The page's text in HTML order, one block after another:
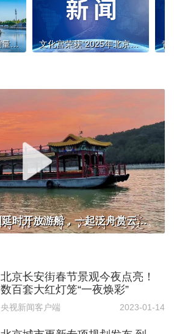
北京发布推动城市高质量发展实施意见，这些领域划重点 文化宫荣获“2025年北京市文物建筑保护优秀工程推介案例项目”
北京多家市属公园延时开放游船，一起泛舟赏云霞！
北京长安街春节景观今夜点亮！
数百套大红灯笼“一夜焕彩”
央视新闻客户端 2023-01-14